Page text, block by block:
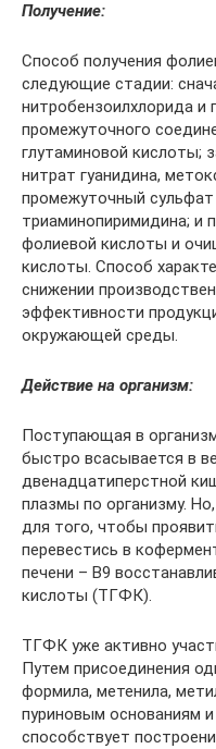
Получение:
Способ получения
следующие стадии:
нитробензоилхлорида и
промежуточного
глутаминовой кислоты;
нитрат гуанидина,
промежуточный сульфат
триаминопиримидина; и
фолиевой кислоты и
кислоты. Способ
снижении
эффективности
окружающей среды.
Действие на организм:
Поступающая в
быстро всасывается в
двенадцатиперстной
плазмы по организму.
для того, чтобы
перевестись в
печени – В9
кислоты (ТГФК).
ТГФК уже активно
Путем присоединения
формила, метенила,
пуриновым основаниям
способствует